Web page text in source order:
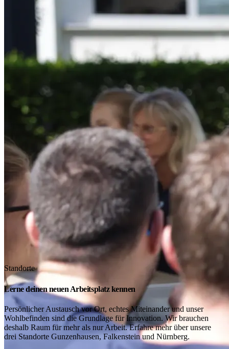
Standorte
Lerne deinen neuen Arbeitsplatz kennen
Persönlicher Austausch vor Ort, echtes Miteinander und unser
Wohlbefinden sind die Grundlage für Innovation. Wir brauchen
deshalb Raum für mehr als nur Arbeit. Erfahre mehr über unsere
drei Standorte Gunzenhausen, Falkenstein und Nürnberg.